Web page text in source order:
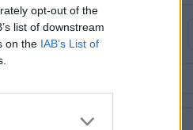
opt-out of the
list of downstream
on the IAB’s List of
Bērna emocijas
Gatavošanās skolai